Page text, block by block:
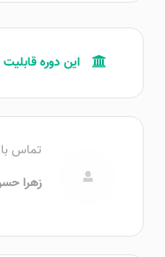
این دوره
تماس
زهرا